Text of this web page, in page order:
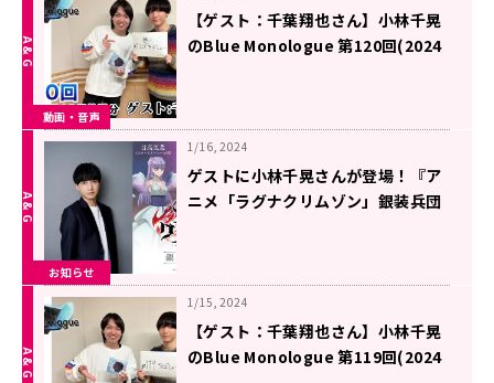
動画・音声
【ゲスト：千葉翔也さん】小林千晃
のBlue Monologue 第120回(2024
お知らせ
1/16, 2024
ゲストに小林千晃さんが登場！『ア
ニメ「ラグナクリムゾン」銀装兵団
1/15, 2024
【ゲスト：千葉翔也さん】小林千晃
のBlue Monologue 第119回(2024